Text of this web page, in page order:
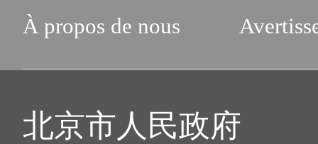
À propos de nous
北京市人民政府